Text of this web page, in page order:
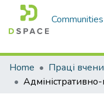
Home
Праці